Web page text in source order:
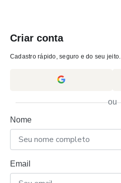
Criar conta
Cadastro rápido, seguro e do seu jeito.
ou
Nome
Email